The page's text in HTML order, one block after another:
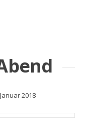
2018